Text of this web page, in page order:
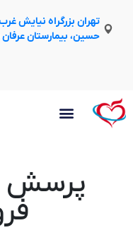
تهران بزرگراه نیایش غرب ،
حسین، بیمارستان عرفان
پرسش و